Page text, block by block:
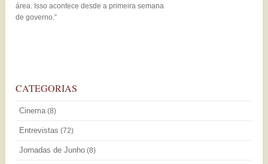
área. Isso acontece desde a primeira semana
de governo.”
CATEGORIAS
Cinema (8)
Entrevistas (72)
Jornadas de Junho (8)